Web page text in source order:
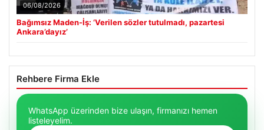
06/08/2026
Bağımsız Maden-İş: ‘Verilen sözler tutulmadı, pazartesi
Ankara’dayız’
Rehbere Firma Ekle
WhatsApp üzerinden bize ulaşın, firmanızı hemen
listeleyelim.